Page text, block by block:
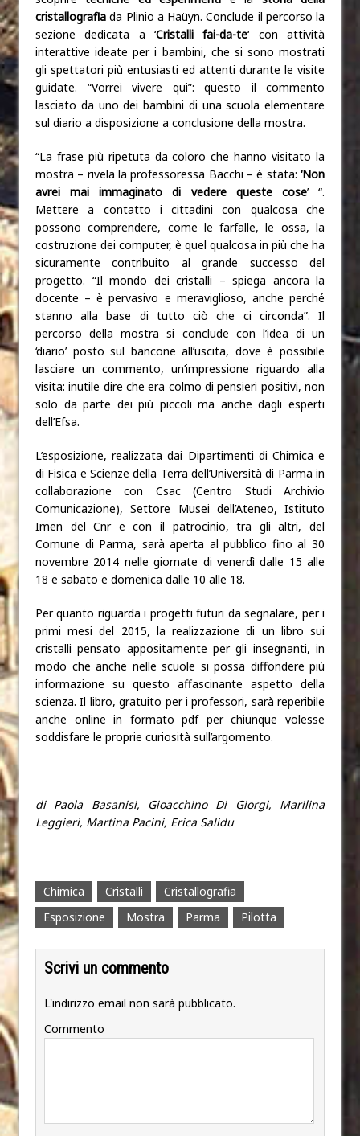
cristallografia da Plinio a Haüyn. Conclude il percorso la
sezione dedicata a ‘Cristalli fai-da-te‘ con attività
interattive ideate per i bambini, che si sono mostrati
gli spettatori più entusiasti ed attenti durante le visite
guidate. “Vorrei vivere qui”: questo il commento
lasciato da uno dei bambini di una scuola elementare
sul diario a disposizione a conclusione della mostra.
“La frase più ripetuta da coloro che hanno visitato la
mostra – rivela la professoressa Bacchi – è stata: ‘Non
avrei mai immaginato di vedere queste cose’ “.
Mettere a contatto i cittadini con qualcosa che
possono comprendere, come le farfalle, le ossa, la
costruzione dei computer, è quel qualcosa in più che ha
sicuramente contribuito al grande successo del
progetto. “Il mondo dei cristalli – spiega ancora la
docente – è pervasivo e meraviglioso, anche perché
stanno alla base di tutto ciò che ci circonda”. Il
percorso della mostra si conclude con l’idea di un
‘diario’ posto sul bancone all’uscita, dove è possibile
lasciare un commento, un’impressione riguardo alla
visita: inutile dire che era colmo di pensieri positivi, non
solo da parte dei più piccoli ma anche dagli esperti
dell’Efsa.
L’esposizione, realizzata dai Dipartimenti di Chimica e
di Fisica e Scienze della Terra dell’Università di Parma in
collaborazione con Csac (Centro Studi Archivio
Comunicazione), Settore Musei dell’Ateneo, Istituto
Imen del Cnr e con il patrocinio, tra gli altri, del
Comune di Parma, sarà aperta al pubblico fino al 30
novembre 2014 nelle giornate di venerdì dalle 15 alle
18 e sabato e domenica dalle 10 alle 18.
Per quanto riguarda i progetti futuri da segnalare, per i
primi mesi del 2015, la realizzazione di un libro sui
cristalli pensato appositamente per gli insegnanti, in
modo che anche nelle scuole si possa diffondere più
informazione su questo affascinante aspetto della
scienza. Il libro, gratuito per i professori, sarà reperibile
anche online in formato pdf per chiunque volesse
soddisfare le proprie curiosità sull’argomento.
di Paola Basanisi, Gioacchino Di Giorgi, Marilina
Leggieri, Martina Pacini, Erica Salidu
Chimica Cristalli
Cristallografia
Esposizione
Mostra Parma Pilotta
Scrivi un commento
L'indirizzo email non sarà pubblicato.
Commento